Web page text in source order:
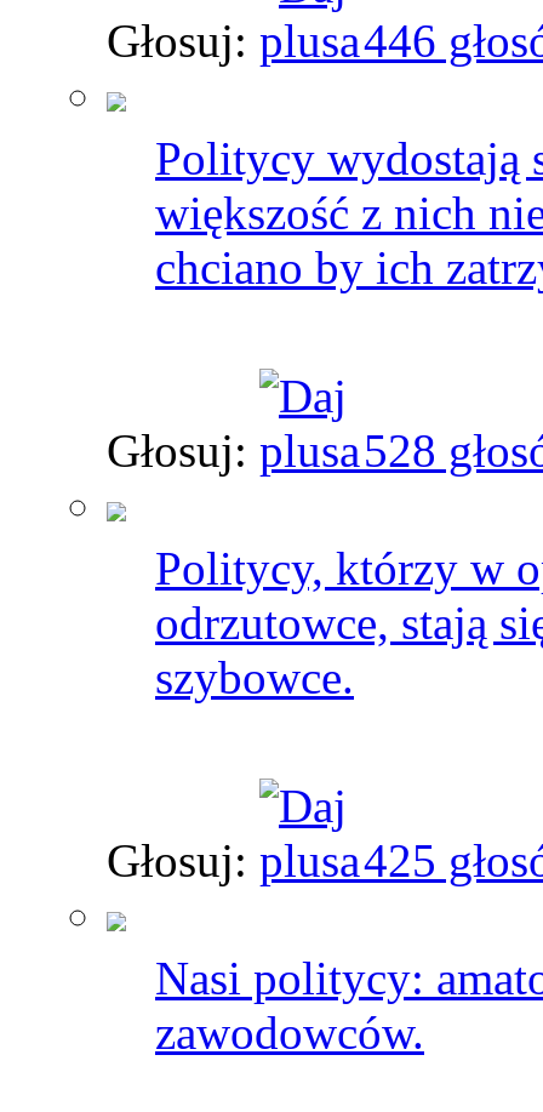
Głosuj: 446
Politycy wydostają
większość z nich
chciano by ich
Głosuj: 528
Politycy, którzy w
odrzutowce, stają
szybowce.
Głosuj: 425
Nasi politycy:
zawodowców.